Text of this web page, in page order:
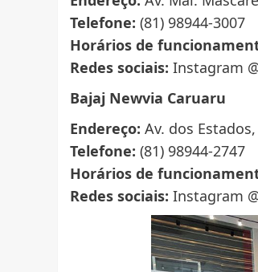
Telefone: (81) 98944-3007
Horários de
Redes sociais: Instagram
Bajaj Newvia Caruaru
Endereço: Av. dos
Telefone: (81) 98944-2747
Horários de
Redes sociais: Instagram